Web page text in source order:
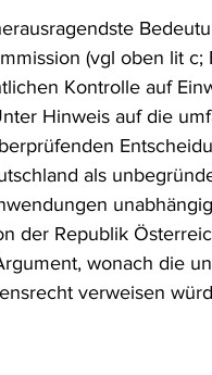
(vgl oben lit
Kontrolle auf
Hinweis auf die
als
der Republik
wonach die
verweisen